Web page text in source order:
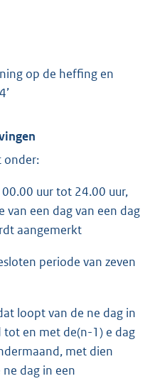
op de heffing en
onder:
uur tot 24.00 uur,
van een dag van een dag
aangemerkt
periode van zeven
loopt van de ne dag in
en met de(n-1) e dag
met dien
dag in een